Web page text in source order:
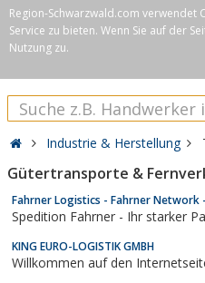
Region-Schwarzwald.com verwendet
Service zu bieten. Wenn Sie auf der
Nutzung zu.
Industrie & Herstellung
Gütertransporte &
Fahrner Logistics - Fahrner Network
Spedition Fahrner - Ihr starker
KING EURO-LOGISTIK GMBH
Willkommen auf den